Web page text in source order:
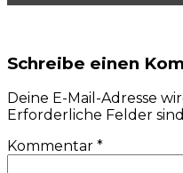
Schreibe einen
Deine E-Mail-Adresse
Erforderliche Felder
Kommentar *